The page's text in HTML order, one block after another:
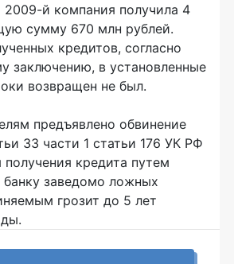
2009-й компания получила 4
сумму 670 млн рублей.
кредитов, согласно
заключению, в установленные
возвращен не был.
предъявлено обвинение
33 части 1 статьи 176 УК РФ
кредита путем
банку заведомо ложных
грозит до 5 лет